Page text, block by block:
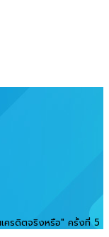
ครดิตจริงหรือ" ครั้งที่ 5